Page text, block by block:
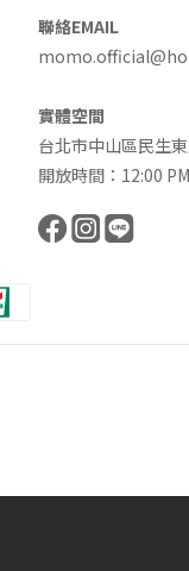
聯絡EMAIL
實體空間
台北市中山區民生
開放時間：12:00